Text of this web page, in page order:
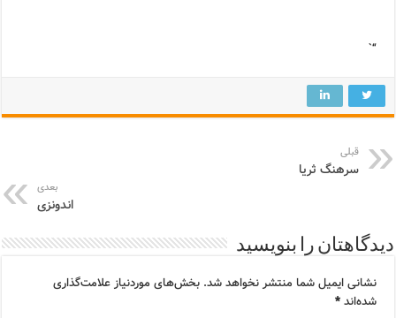
“`
قبلی
سرهنگ ثریا
بعدی
اندونزی
دیدگاهتان را بنویسید
نشانی ایمیل شما منتشر نخواهد شد. بخش‌های موردنیاز علامت‌گذاری
شده‌اند*